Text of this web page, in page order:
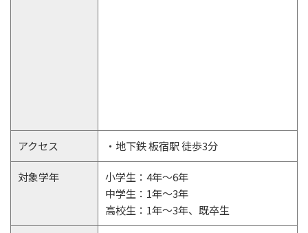
アクセス ・地下鉄 板宿駅 徒歩3分
対象学年
小学生：4年～6年
中学生：1年～3年
高校生：1年～3年、既卒生